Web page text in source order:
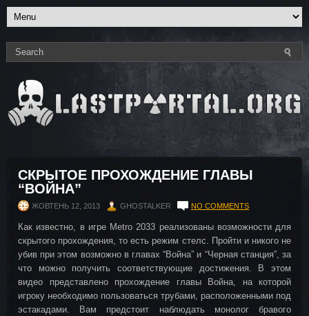
СКРЫТОЕ ПРОХОЖДЕНИЕ ГЛАВЫ
“ВОЙНА”
ЖОВТЕНЬ 12, 2013 GHOSTALKER NO COMMENTS
Как известно, в игре Metro 2033 реализованы возможности для
скрытого прохождения, то есть режим стелс. Пройти и никого не
убив при этом возможно в главах “Война” и “Черная станция”, за
что можно получить соответствующие достижения. В этом
видео представлено прохождение главы Война, на которой
игроку необходимо пользоваться трубами, расположенными под
эстакадами. Вам предстоит наблюдать монолог бравого